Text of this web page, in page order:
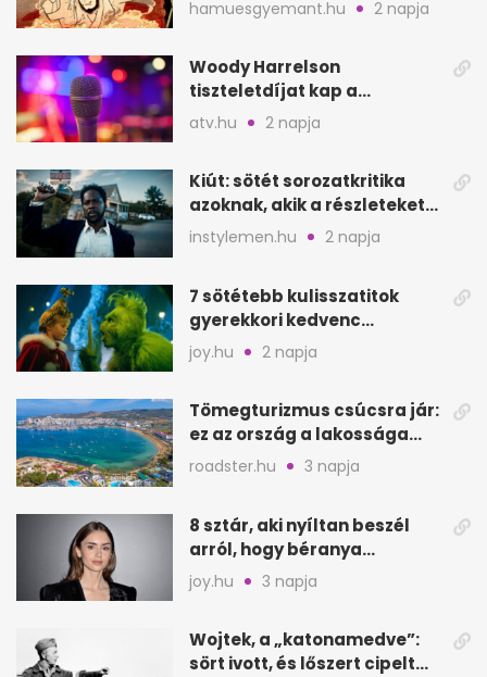
Hoodját
hamuesgyemant.hu 2 napja
Woody Harrelson
tiszteletdíjat kap a
Szarajevói Filmfesztiválon
atv.hu 2 napja
Kiút: sötét sorozatkritika
azoknak, akik a részleteket
keresik
instylemen.hu 2 napja
7 sötétebb kulisszatitok
gyerekkori kedvenc
filmjeinkről a Joy szerint
joy.hu 2 napja
Tömegturizmus csúcsra jár:
ez az ország a lakossága
kétszeresét fogadja
roadster.hu 3 napja
8 sztár, aki nyíltan beszél
arról, hogy béranya
segítette a családalapítást
joy.hu 3 napja
Wojtek, a „katonamedve”:
sört ivott, és lőszert cipelt